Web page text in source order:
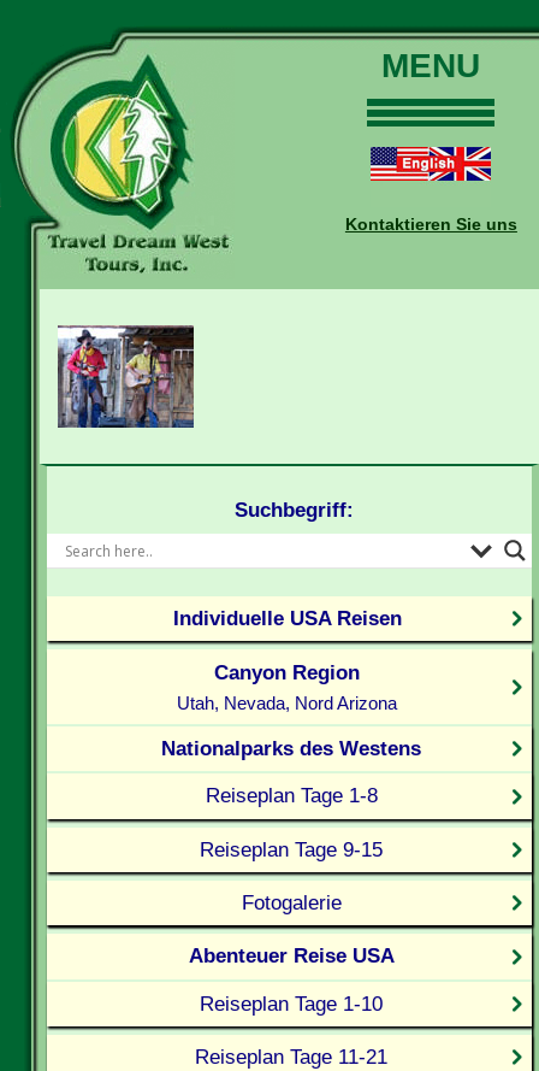
MENU
Touren
Daten und Preise
Buchungen
Kontaktieren Sie uns
Suchbegriff:
Individuelle USA Reisen
Canyon Region
Utah, Nevada, Nord Arizona
Nationalparks des Westens
Reiseplan Tage 1-8
Reiseplan Tage 9-15
Fotogalerie
Abenteuer Reise USA
Reiseplan Tage 1-10
Reiseplan Tage 11-21